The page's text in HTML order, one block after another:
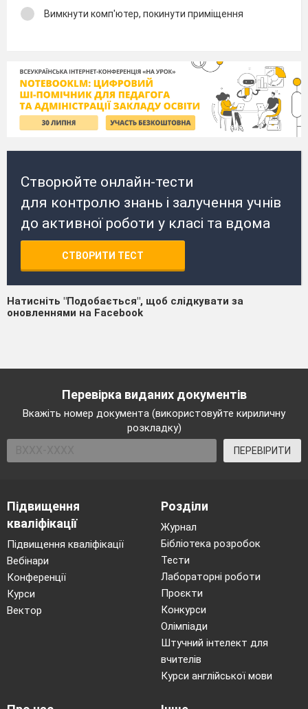
Вимкнути комп'ютер, покинути приміщення
Створюйте онлайн-тести
для контролю знань і залучення учнів
до активної роботи у класі та вдома
СТВОРИТИ ТЕСТ
Натисніть "Подобається", щоб слідкувати за
оновленнями на Facebook
Перевірка виданих документів
Вкажіть номер документа (використовуйте кириличну
розкладку)
ПЕРЕВІРИТИ
Підвищення
кваліфікації
Підвищення кваліфікації
Вебінари
Конференції
Курси
Вектор
Розділи
Журнал
Бібліотека розробок
Тести
Лабораторні роботи
Проєкти
Конкурси
Олімпіади
Штучний інтелект для
вчителів
Курси англійської мови